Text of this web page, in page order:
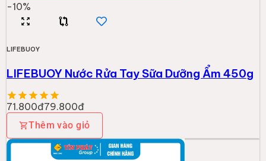
-10%
LIFEBUOY
LIFEBUOY Nước Rửa Tay Sữa Dưỡng Ẩm 450g
71.800đ79.800đ
Thêm vào giỏ